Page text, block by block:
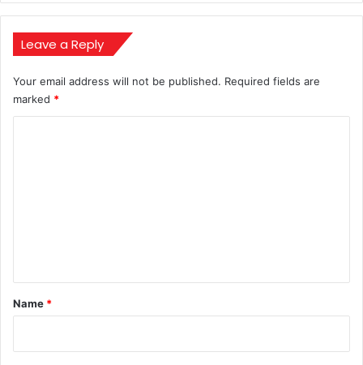
Leave a Reply
Your email address will not be published. Required fields are
marked *
*
Name *